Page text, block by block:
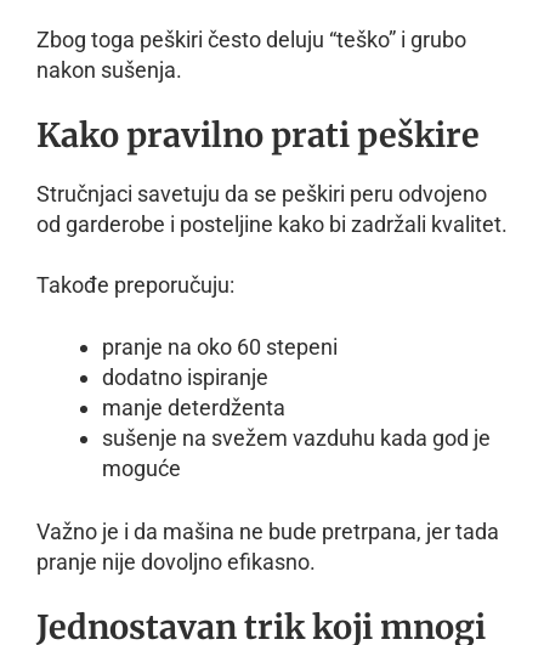
Zbog toga peškiri često deluju “teško” i grubo
nakon sušenja.
Kako pravilno prati peškire
Stručnjaci savetuju da se peškiri peru odvojeno
od garderobe i posteljine kako bi zadržali kvalitet.
Takođe preporučuju:
pranje na oko 60 stepeni
dodatno ispiranje
manje deterdženta
sušenje na svežem vazduhu kada god je
moguće
Važno je i da mašina ne bude pretrpana, jer tada
pranje nije dovoljno efikasno.
Jednostavan trik koji mnogi